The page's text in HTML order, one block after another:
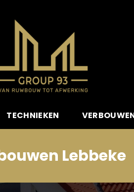
TECHNIEKEN
Lebbeke